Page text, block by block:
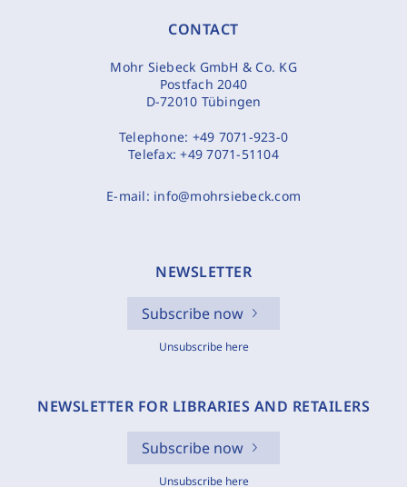
CONTACT
Mohr Siebeck GmbH & Co. KG
Postfach 2040
D-72010 Tübingen
Telephone: +49 7071-923-0
Telefax:+49 7071-51104
E-mail: info@mohrsiebeck.com
NEWSLETTER
Subscribe now
Unsubscribe here
NEWSLETTER FOR LIBRARIES AND RETAILERS
Subscribe now
Unsubscribe here